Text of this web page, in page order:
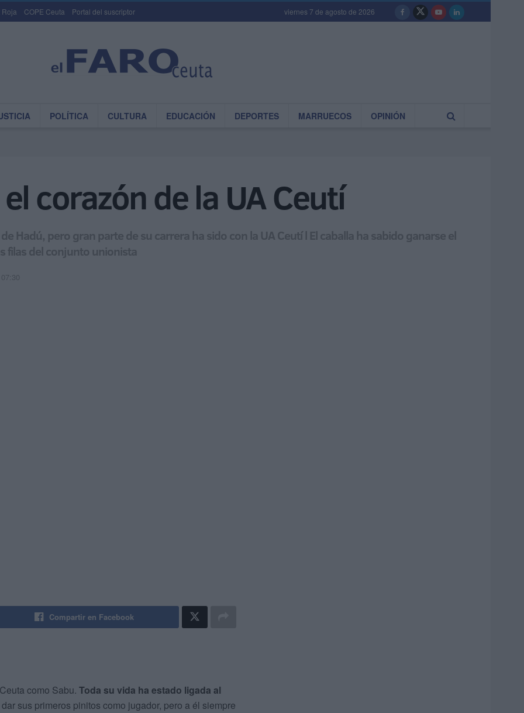
Roja COPE Ceuta Portal del suscriptor viernes 7 de agosto de 2026
POLÍTICA CULTURA EDUCACIÓN DEPORTES MARRUECOS OPINIÓN
corazón de la UA Ceutí
Hadú, pero gran parte de su carrera ha sido con la UA Ceutí l El caballa ha sabido ganarse el
filas del conjunto unionista
Compartir en Facebook
como Sabu. Toda su vida ha estado ligada al
sus primeros pinitos como jugador, pero a él siempre